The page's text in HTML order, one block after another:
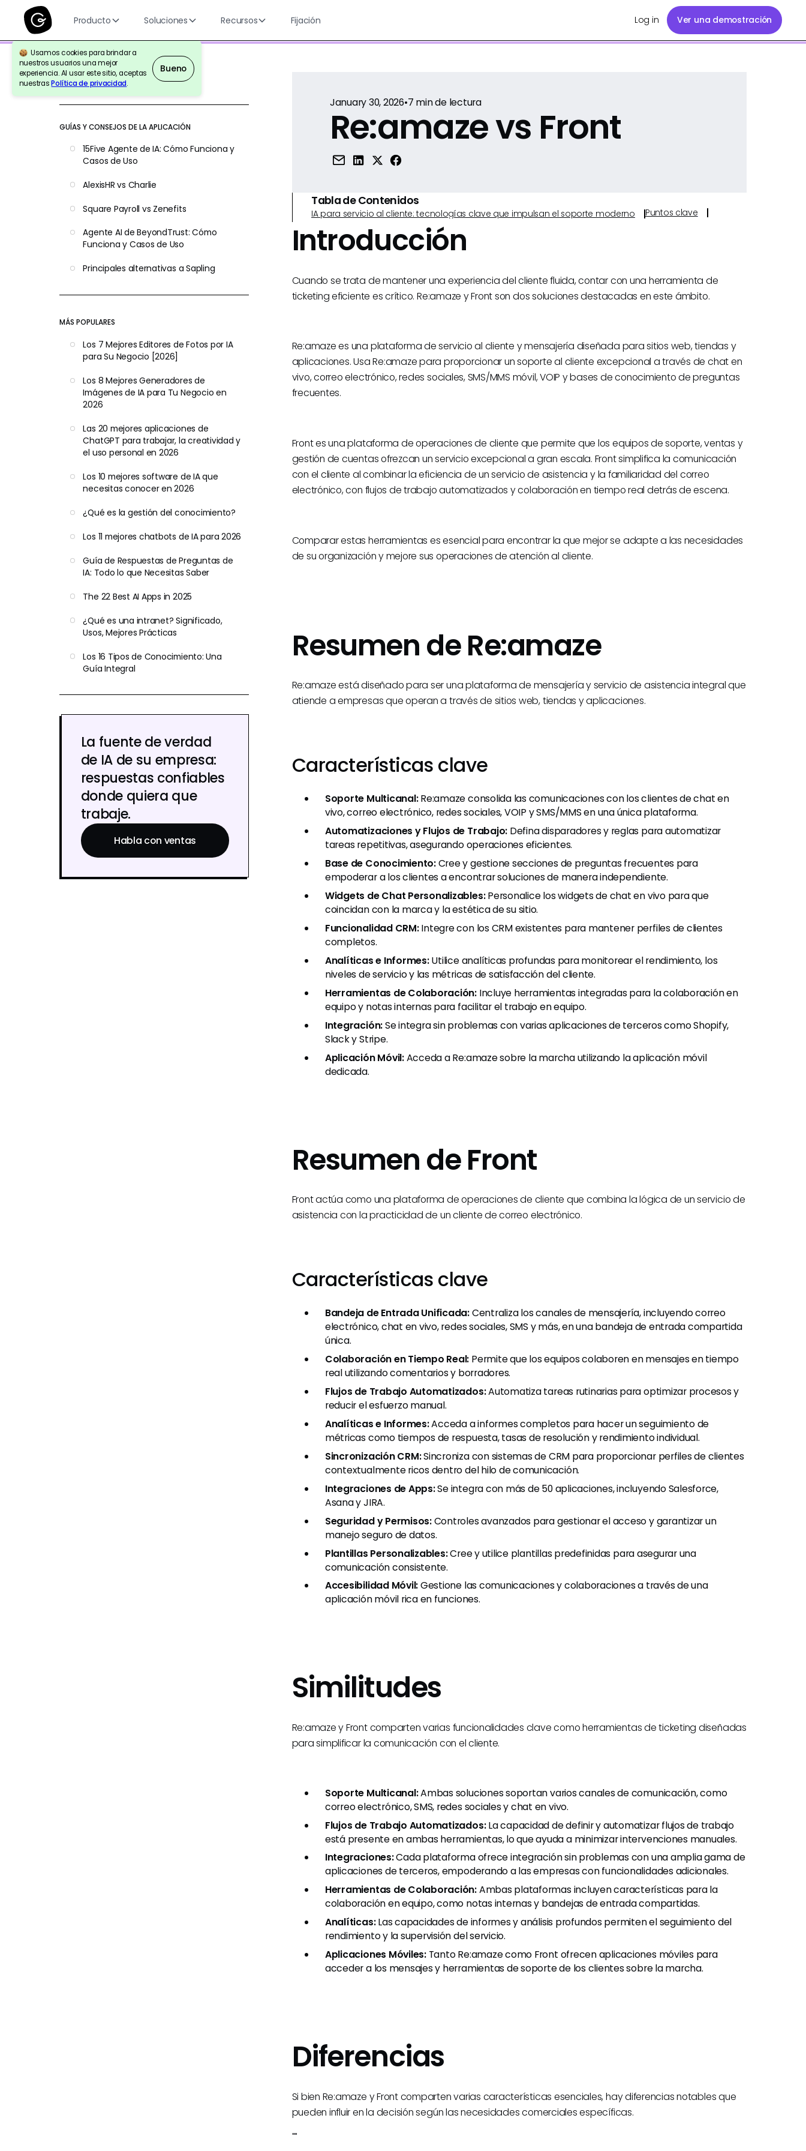
Producto Soluciones Recursos Fijación Log in Ver una demostración
Usamos cookies para brindar a
nuestros usuarios una mejor
experiencia. Al usar este sitio, aceptas
nuestrasPolítica de privacidad.
Bueno
Volver a la Referencia
GUÍAS Y CONSEJOS DE LA APLICACIÓN
15Five Agente de IA: Cómo Funciona y
Casos de Uso
AlexisHR vs Charlie
Square Payroll vs Zenefits
Agente AI de BeyondTrust: Cómo
Funciona y Casos de Uso
Principales alternativas a Sapling
MÁS POPULARES
Los 7 Mejores Editores de Fotos por IA
para Su Negocio [2026]
Los 8 Mejores Generadores de
Imágenes de IA para Tu Negocio en
2026
Las 20 mejores aplicaciones de
ChatGPT para trabajar, la creatividad y
el uso personal en 2026
Los 10 mejores software de IA que
necesitas conocer en 2026
¿Qué es la gestión del conocimiento?
Los 11 mejores chatbots de IA para 2026
Guía de Respuestas de Preguntas de
IA: Todo lo que Necesitas Saber
The 22 Best AI Apps in 2025
¿Qué es una intranet? Significado,
Usos, Mejores Prácticas
Los 16 Tipos de Conocimiento: Una
Guía Integral
La fuente de verdad
de IA de su empresa:
respuestas confiables
donde quiera que
trabaje.
Habla con ventas
January 30, 2026•7 min de lectura
Re:amaze vs Front
Tabla de Contenidos
IA para servicio al cliente: tecnologías clave que impulsan el soporte moderno Puntos clave
Introducción
Cuando se trata de mantener una experiencia del cliente fluida, contar con una herramienta de
ticketing eficiente es crítico. Re:amaze y Front son dos soluciones destacadas en este ámbito.
Re:amaze es una plataforma de servicio al cliente y mensajería diseñada para sitios web, tiendas y
aplicaciones. Usa Re:amaze para proporcionar un soporte al cliente excepcional a través de chat en
vivo, correo electrónico, redes sociales, SMS/MMS móvil, VOIP y bases de conocimiento de preguntas
frecuentes.
Front es una plataforma de operaciones de cliente que permite que los equipos de soporte, ventas y
gestión de cuentas ofrezcan un servicio excepcional a gran escala. Front simplifica la comunicación
con el cliente al combinar la eficiencia de un servicio de asistencia y la familiaridad del correo
electrónico, con flujos de trabajo automatizados y colaboración en tiempo real detrás de escena.
Comparar estas herramientas es esencial para encontrar la que mejor se adapte a las necesidades
de su organización y mejore sus operaciones de atención al cliente.
Resumen de Re:amaze
Re:amaze está diseñado para ser una plataforma de mensajería y servicio de asistencia integral que
atiende a empresas que operan a través de sitios web, tiendas y aplicaciones.
Características clave
Soporte Multicanal:Re:amaze consolida las comunicaciones con los clientes de chat en
vivo, correo electrónico, redes sociales, VOIP y SMS/MMS en una única plataforma.
Automatizaciones y Flujos de Trabajo: Defina disparadores y reglas para automatizar
tareas repetitivas, asegurando operaciones eficientes.
Base de Conocimiento:Cree y gestione secciones de preguntas frecuentes para
empoderar a los clientes a encontrar soluciones de manera independiente.
Widgets de Chat Personalizables:Personalice los widgets de chat en vivo para que
coincidan con la marca y la estética de su sitio.
Funcionalidad CRM:Integre con los CRM existentes para mantener perfiles de clientes
completos.
Analíticas e Informes:Utilice analíticas profundas para monitorear el rendimiento, los
niveles de servicio y las métricas de satisfacción del cliente.
Herramientas de Colaboración: Incluye herramientas integradas para la colaboración en
equipo y notas internas para facilitar el trabajo en equipo.
Integración:Se integra sin problemas con varias aplicaciones de terceros como Shopify,
Slack y Stripe.
Aplicación Móvil:Acceda a Re:amaze sobre la marcha utilizando la aplicación móvil
dedicada.
Resumen de Front
Front actúa como una plataforma de operaciones de cliente que combina la lógica de un servicio de
asistencia con la practicidad de un cliente de correo electrónico.
Características clave
Bandeja de Entrada Unificada:Centraliza los canales de mensajería, incluyendo correo
electrónico, chat en vivo, redes sociales, SMS y más, en una bandeja de entrada compartida
única.
Colaboración en Tiempo Real: Permite que los equipos colaboren en mensajes en tiempo
real utilizando comentarios y borradores.
Flujos de Trabajo Automatizados:Automatiza tareas rutinarias para optimizar procesos y
reducir el esfuerzo manual.
Analíticas e Informes:Acceda a informes completos para hacer un seguimiento de
métricas como tiempos de respuesta, tasas de resolución y rendimiento individual.
Sincronización CRM:Sincroniza con sistemas de CRM para proporcionar perfiles de clientes
contextualmente ricos dentro del hilo de comunicación.
Integraciones de Apps:Se integra con más de 50 aplicaciones, incluyendo Salesforce,
Asana y JIRA.
Seguridad y Permisos:Controles avanzados para gestionar el acceso y garantizar un
manejo seguro de datos.
Plantillas Personalizables:Cree y utilice plantillas predefinidas para asegurar una
comunicación consistente.
Accesibilidad Móvil:Gestione las comunicaciones y colaboraciones a través de una
aplicación móvil rica en funciones.
Similitudes
Re:amaze y Front comparten varias funcionalidades clave como herramientas de ticketing diseñadas
para simplificar la comunicación con el cliente.
Soporte Multicanal:Ambas soluciones soportan varios canales de comunicación, como
correo electrónico, SMS, redes sociales y chat en vivo.
Flujos de Trabajo Automatizados:La capacidad de definir y automatizar flujos de trabajo
está presente en ambas herramientas, lo que ayuda a minimizar intervenciones manuales.
Integraciones:Cada plataforma ofrece integración sin problemas con una amplia gama de
aplicaciones de terceros, empoderando a las empresas con funcionalidades adicionales.
Herramientas de Colaboración:Ambas plataformas incluyen características para la
colaboración en equipo, como notas internas y bandejas de entrada compartidas.
Analíticas:Las capacidades de informes y análisis profundos permiten el seguimiento del
rendimiento y la supervisión del servicio.
Aplicaciones Móviles:Tanto Re:amaze como Front ofrecen aplicaciones móviles para
acceder a los mensajes y herramientas de soporte de los clientes sobre la marcha.
Diferencias
Si bien Re:amaze y Front comparten varias características esenciales, hay diferencias notables que
pueden influir en la decisión según las necesidades comerciales específicas.
""